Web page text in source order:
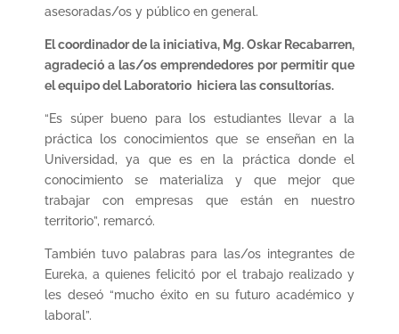
asesoradas/os y público en general.
El coordinador de la iniciativa, Mg. Oskar Recabarren,
agradeció a las/os emprendedores por permitir que
el equipo del Laboratorio hiciera las consultorías.
“Es súper bueno para los estudiantes llevar a la
práctica los conocimientos que se enseñan en la
Universidad, ya que es en la práctica donde el
conocimiento se materializa y que mejor que
trabajar con empresas que están en nuestro
territorio”, remarcó.
También tuvo palabras para las/os integrantes de
Eureka, a quienes felicitó por el trabajo realizado y
les deseó “mucho éxito en su futuro académico y
laboral”.